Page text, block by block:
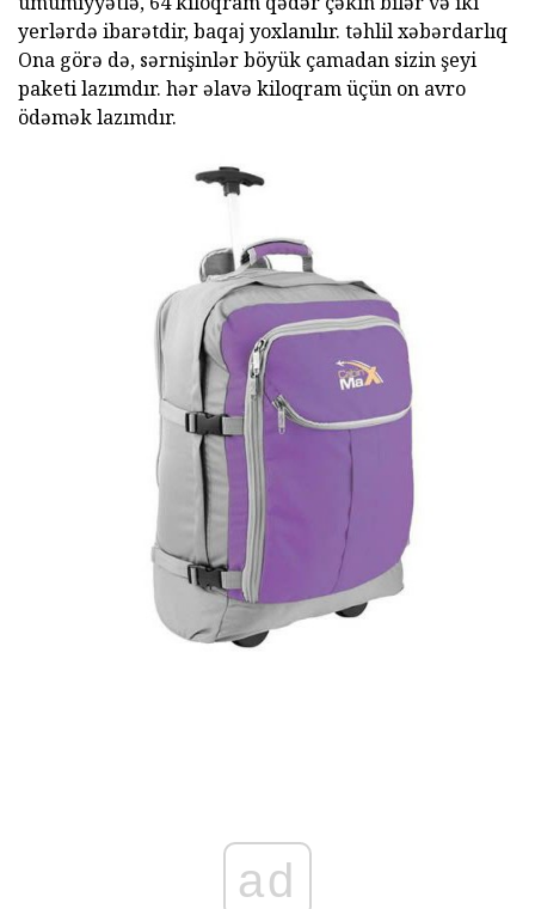
yerlərdə ibarətdir, baqaj yoxlanılır. təhlil xəbərdarlıq
Ona görə də, sərnişinlər böyük çamadan sizin şeyi
paketi lazımdır. hər əlavə kiloqram üçün on avro
ödəmək lazımdır.
ad